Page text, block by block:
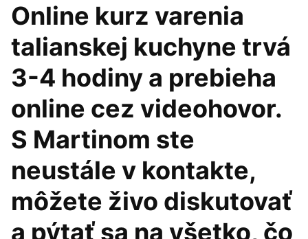
Online kurz varenia
talianskej kuchyne trvá
3-4 hodiny a prebieha
online cez videohovor.
S Martinom ste
neustále v kontakte,
môžete živo diskutovať
a pýtať sa na všetko, čo